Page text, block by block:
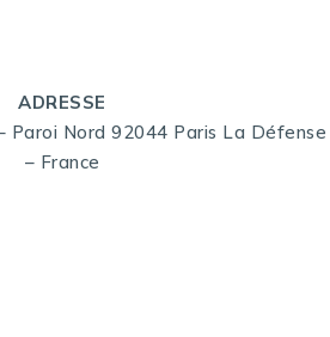
ADRESSE
Paroi Nord 92044 Paris La Défense
– France